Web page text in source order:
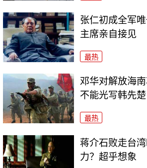
张仁初成全军
主席亲自接见
最热
邓华对解放海南
不能光写韩先楚
最热
蒋介石败走台
力？超乎想象